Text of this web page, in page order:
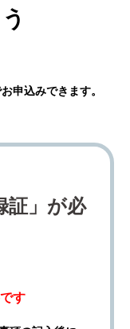
申込みできます。
証」が必
す